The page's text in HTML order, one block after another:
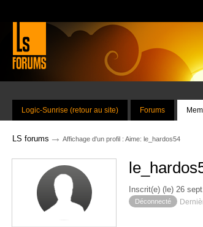
Logic-Sunrise (retour au site) Forums
LS forums → Affichage d'un profil : Aime: le_hardos54
Inscrit(e) (le) 26
Déconnecté